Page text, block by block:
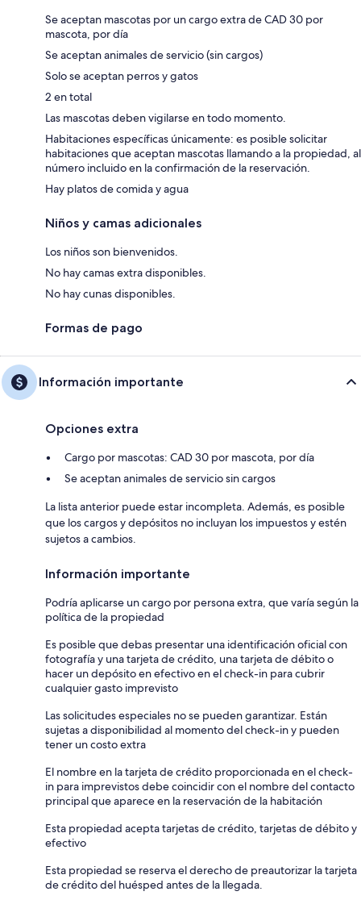
Se aceptan mascotas por un cargo extra de CAD 30 por
mascota, por día
Se aceptan animales de servicio (sin cargos)
Solo se aceptan perros y gatos
2 en total
Las mascotas deben vigilarse en todo momento.
Habitaciones específicas únicamente: es posible solicitar
habitaciones que aceptan mascotas llamando a la propiedad, al
número incluido en la confirmación de la reservación.
Hay platos de comida y agua
Niños y camas adicionales
Los niños son bienvenidos.
No hay camas extra disponibles.
No hay cunas disponibles.
Formas de pago
Información importante
Opciones extra
Cargo por mascotas: CAD 30 por mascota, por día
Se aceptan animales de servicio sin cargos
La lista anterior puede estar incompleta. Además, es posible
que los cargos y depósitos no incluyan los impuestos y estén
sujetos a cambios.
Información importante
Podría aplicarse un cargo por persona extra, que varía según la
política de la propiedad
Es posible que debas presentar una identificación oficial con
fotografía y una tarjeta de crédito, una tarjeta de débito o
hacer un depósito en efectivo en el check-in para cubrir
cualquier gasto imprevisto
Las solicitudes especiales no se pueden garantizar. Están
sujetas a disponibilidad al momento del check-in y pueden
tener un costo extra
El nombre en la tarjeta de crédito proporcionada en el check-
in para imprevistos debe coincidir con el nombre del contacto
principal que aparece en la reservación de la habitación
Esta propiedad acepta tarjetas de crédito, tarjetas de débito y
efectivo
Esta propiedad se reserva el derecho de preautorizar la tarjeta
de crédito del huésped antes de la llegada.